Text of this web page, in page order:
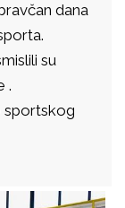
dana
su
.
sportskog